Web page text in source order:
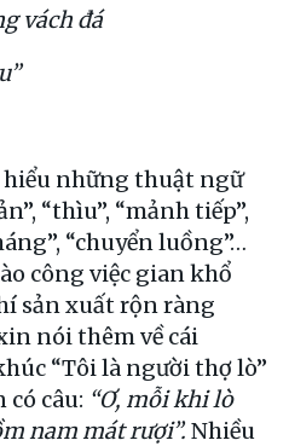
vách đá
hiểu những thuật ngữ
“thìu”, “mảnh tiếp”,
“chuyển luồng”…
công việc gian khổ
sản xuất rộn ràng
nói thêm về cái
“Tôi là người thợ lò”
có câu: “Ơ, mỗi khi lò
nam mát rượi”. Nhiều